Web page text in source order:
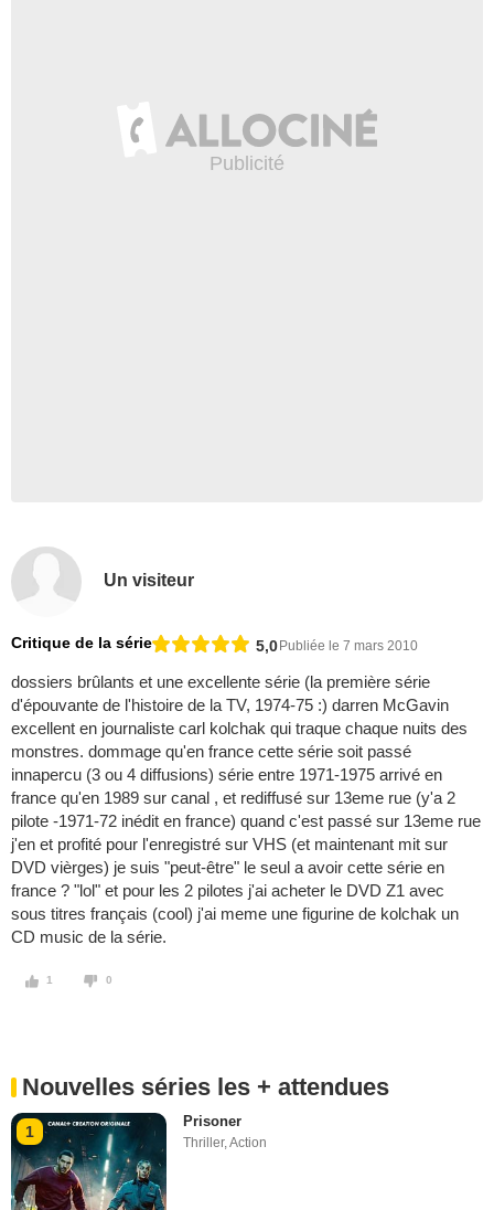
Un visiteur
Critique de la série 5,0Publiée le 7 mars 2010
dossiers brûlants et une excellente série (la première série
d'épouvante de l'histoire de la TV, 1974-75 :) darren McGavin
excellent en journaliste carl kolchak qui traque chaque nuits des
monstres. dommage qu'en france cette série soit passé
innapercu (3 ou 4 diffusions) série entre 1971-1975 arrivé en
france qu'en 1989 sur canal , et rediffusé sur 13eme rue (y'a 2
pilote -1971-72 inédit en france) quand c'est passé sur 13eme rue
j'en et profité pour l'enregistré sur VHS (et maintenant mit sur
DVD vièrges) je suis "peut-être" le seul a avoir cette série en
france ? "lol" et pour les 2 pilotes j'ai acheter le DVD Z1 avec
sous titres français (cool) j'ai meme une figurine de kolchak un
CD music de la série.
1 0
Nouvelles séries les + attendues
1
Prisoner
Thriller,Action